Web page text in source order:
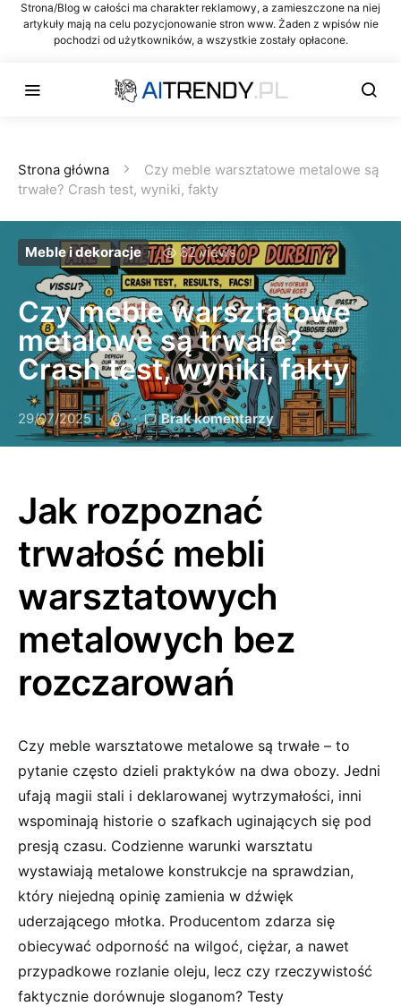
Strona/Blog w całości ma charakter reklamowy, a zamieszczone na niej
artykuły mają na celu pozycjonowanie stron www. Żaden z wpisów nie
pochodzi od użytkowników, a wszystkie zostały opłacone.
Strona główna
Czy meble warsztatowe metalowe są
trwałe? Crash test, wyniki, fakty
Meble i dekoracje 82 views
Czy meble warsztatowe
metalowe są trwałe?
Crash test, wyniki, fakty
29/07/2025 Brak komentarzy
Jak rozpoznać
trwałość mebli
warsztatowych
metalowych bez
rozczarowań
Czy meble warsztatowe metalowe są trwałe – to
pytanie często dzieli praktyków na dwa obozy. Jedni
ufają magii stali i deklarowanej wytrzymałości, inni
wspominają historie o szafkach uginających się pod
presją czasu. Codzienne warunki warsztatu
wystawiają metalowe konstrukcje na sprawdzian,
który niejedną opinię zamienia w dźwięk
uderzającego młotka. Producentom zdarza się
obiecywać odporność na wilgoć, ciężar, a nawet
przypadkowe rozlanie oleju, lecz czy rzeczywistość
faktycznie dorównuje sloganom? Testy